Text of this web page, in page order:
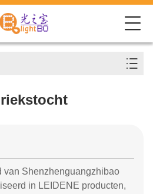
van Shenzhenguangzhibao
in LEIDENE producten,